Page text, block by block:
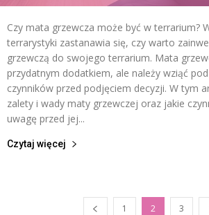
Czy mata grzewcza może być w terrarium?
terrarystyki zastanawia się, czy warto
grzewczą do swojego terrarium. Mata
przydatnym dodatkiem, ale należy wziąć
czynników przed podjęciem decyzji. W tym
zalety i wady maty grzewczej oraz jakie
uwagę przed jej...
Czytaj więcej
1 2 3